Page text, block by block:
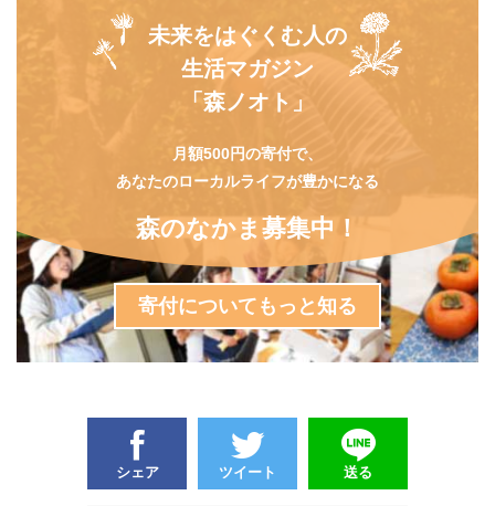
未来をはぐくむ人の
生活マガジン
「森ノオト」
月額500円の寄付で、
あなたのローカルライフが豊かになる
森のなかま募集中！
寄付についてもっと知る
シェア ツイート 送る